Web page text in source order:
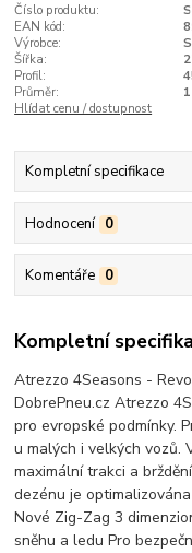
Číslo produktu:
EAN kód:
Výrobce:
Šířka:
Profil:
Průměr:
Hlídat cenu / dostupnost
Kompletní specifikace
Hodnocení 0
Komentáře 0
Kompletní
Atrezzo 4Seasons -
DobrePneu.cz Atrezzo
pro evropské podmínky.
u malých i velkých vozů.
maximální trakci a
dezénu je
Nové Zig-Zag 3
sněhu a ledu Pro